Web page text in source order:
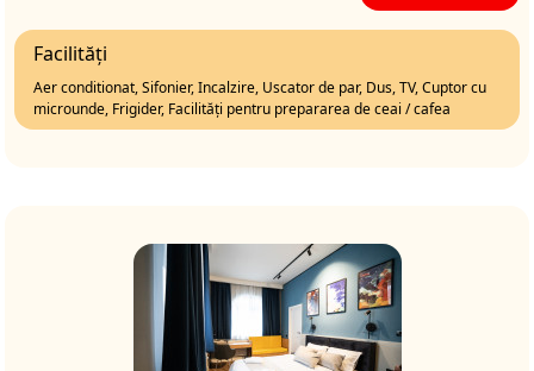
Facilități
Aer conditionat, Sifonier, Incalzire, Uscator de par, Dus, TV, Cuptor cu
microunde, Frigider, Facilități pentru prepararea de ceai / cafea